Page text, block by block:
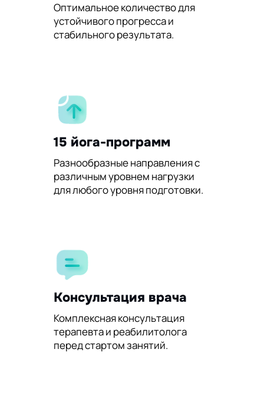
Оптимальное количество для
устойчивого прогресса и
стабильного результата.
15 йога-программ
Разнообразные направления с
различным уровнем нагрузки
для любого уровня подготовки.
Консультация врача
Комплексная консультация
терапевта и реабилитолога
перед стартом занятий.